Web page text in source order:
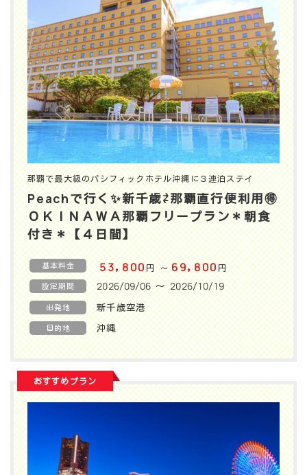
那覇で最大級のパシフィックホテル沖縄に３連泊ステイ
Peachで行く✨️新千歳⇄那覇直行便利用🉐
ＯＫＩＮＡＷＡ那覇フリープラン＊朝食
付き＊【４日間】
基本料金 53,800円〜69,800円
設定期間 2026/09/06 〜 2026/10/19
出発地 新千歳空港
目的地 沖縄
おすすめプラン